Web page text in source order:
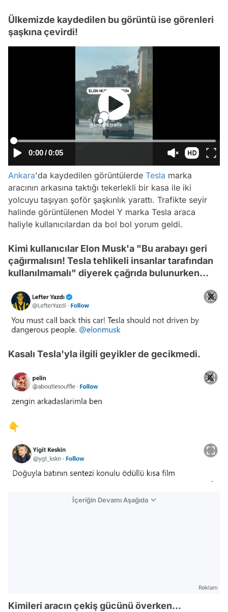
Ülkemizde kaydedilen bu görüntü ise görenleri
şaşkına çevirdi!
0:00/0:05
Ankara'da kaydedilen görüntülerde Tesla marka
aracının arkasına taktığı tekerlekli bir kasa ile iki
yolcuyu taşıyan şoför şaşkınlık yarattı. Trafikte seyir
halinde görüntülenen Model Y marka Tesla araca
haliyle kullanıcılardan da bol bol yorum geldi.
Kimi kullanıcılar Elon Musk'a "Bu arabayı geri
çağırmalısın! Tesla tehlikeli insanlar tarafından
kullanılmamalı" diyerek çağrıda bulunurken...
Kasalı Tesla'yla ilgili geyikler de gecikmedi.
👇
İçeriğin Devamı Aşağıda
Reklam
Kimileri aracın çekiş gücünü överken...